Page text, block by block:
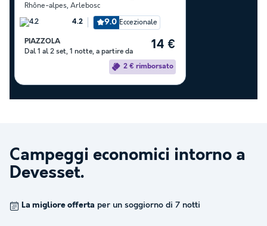
Rhône-alpes, Arlebosc
4.2 9.0 Eccezionale
PIAZZOLA
Dal 1 al 2 set, 1 notte, a partire da
14 €
2 € rimborsato
Campeggi economici intorno a
Devesset.
La migliore offerta per un soggiorno di 7 notti